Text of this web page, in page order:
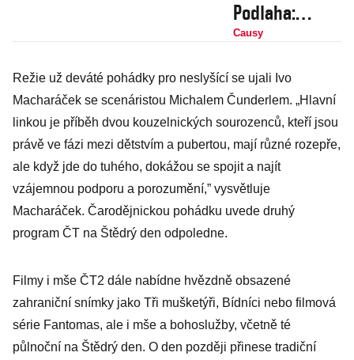
Podlaha:
Duchovní otec
populárního
Receptáře se
stal
symbolem
české lidové
tvořivosti
Causy
Režie už deváté pohádky pro neslyšící se ujali Ivo
Macharáček se scenáristou Michalem Čunderlem. „Hlavní
linkou je příběh dvou kouzelnických sourozenců, kteří jsou
právě ve fázi mezi dětstvím a pubertou, mají různé rozepře,
ale když jde do tuhého, dokážou se spojit a najít
vzájemnou podporu a porozumění,” vysvětluje
Macharáček. Čarodějnickou pohádku uvede druhý
program ČT na Štědrý den odpoledne.
Filmy i mše ČT2 dále nabídne hvězdně obsazené
zahraniční snímky jako Tři mušketýři, Bídníci nebo filmová
série Fantomas, ale i mše a bohoslužby, včetně té
půlnoční na Štědrý den. O den později přinese tradiční